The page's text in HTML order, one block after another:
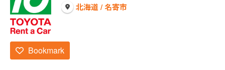
北海道 / 名寄市
Bookmark